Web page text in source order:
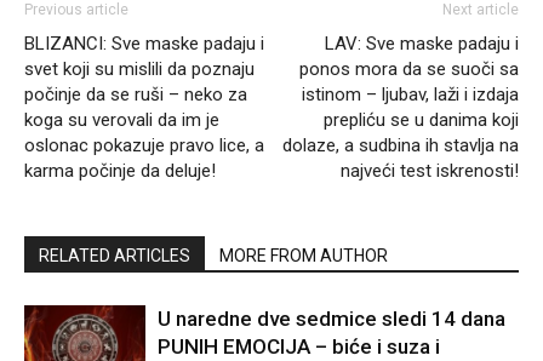
Previous article
BLIZANCI: Sve maske padaju i
svet koji su mislili da poznaju
počinje da se ruši – neko za
koga su verovali da im je
oslonac pokazuje pravo lice, a
karma počinje da deluje!
Next article
LAV: Sve maske padaju i
ponos mora da se suoči sa
istinom – ljubav, laži i izdaja
prepliću se u danima koji
dolaze, a sudbina ih stavlja na
najveći test iskrenosti!
RELATED ARTICLES MORE FROM AUTHOR
U naredne dve sedmice sledi 14 dana
PUNIH EMOCIJA – biće i suza i